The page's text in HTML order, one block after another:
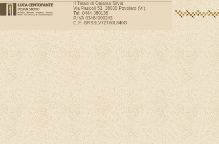
Il Telaio di Gaiarsa Silvia
Via Pascoli 53, 36030 Povolaro (VI)
Tel: 0444 360136
P.IVA 03464000243
C.F. GRSSLV72T60L840G